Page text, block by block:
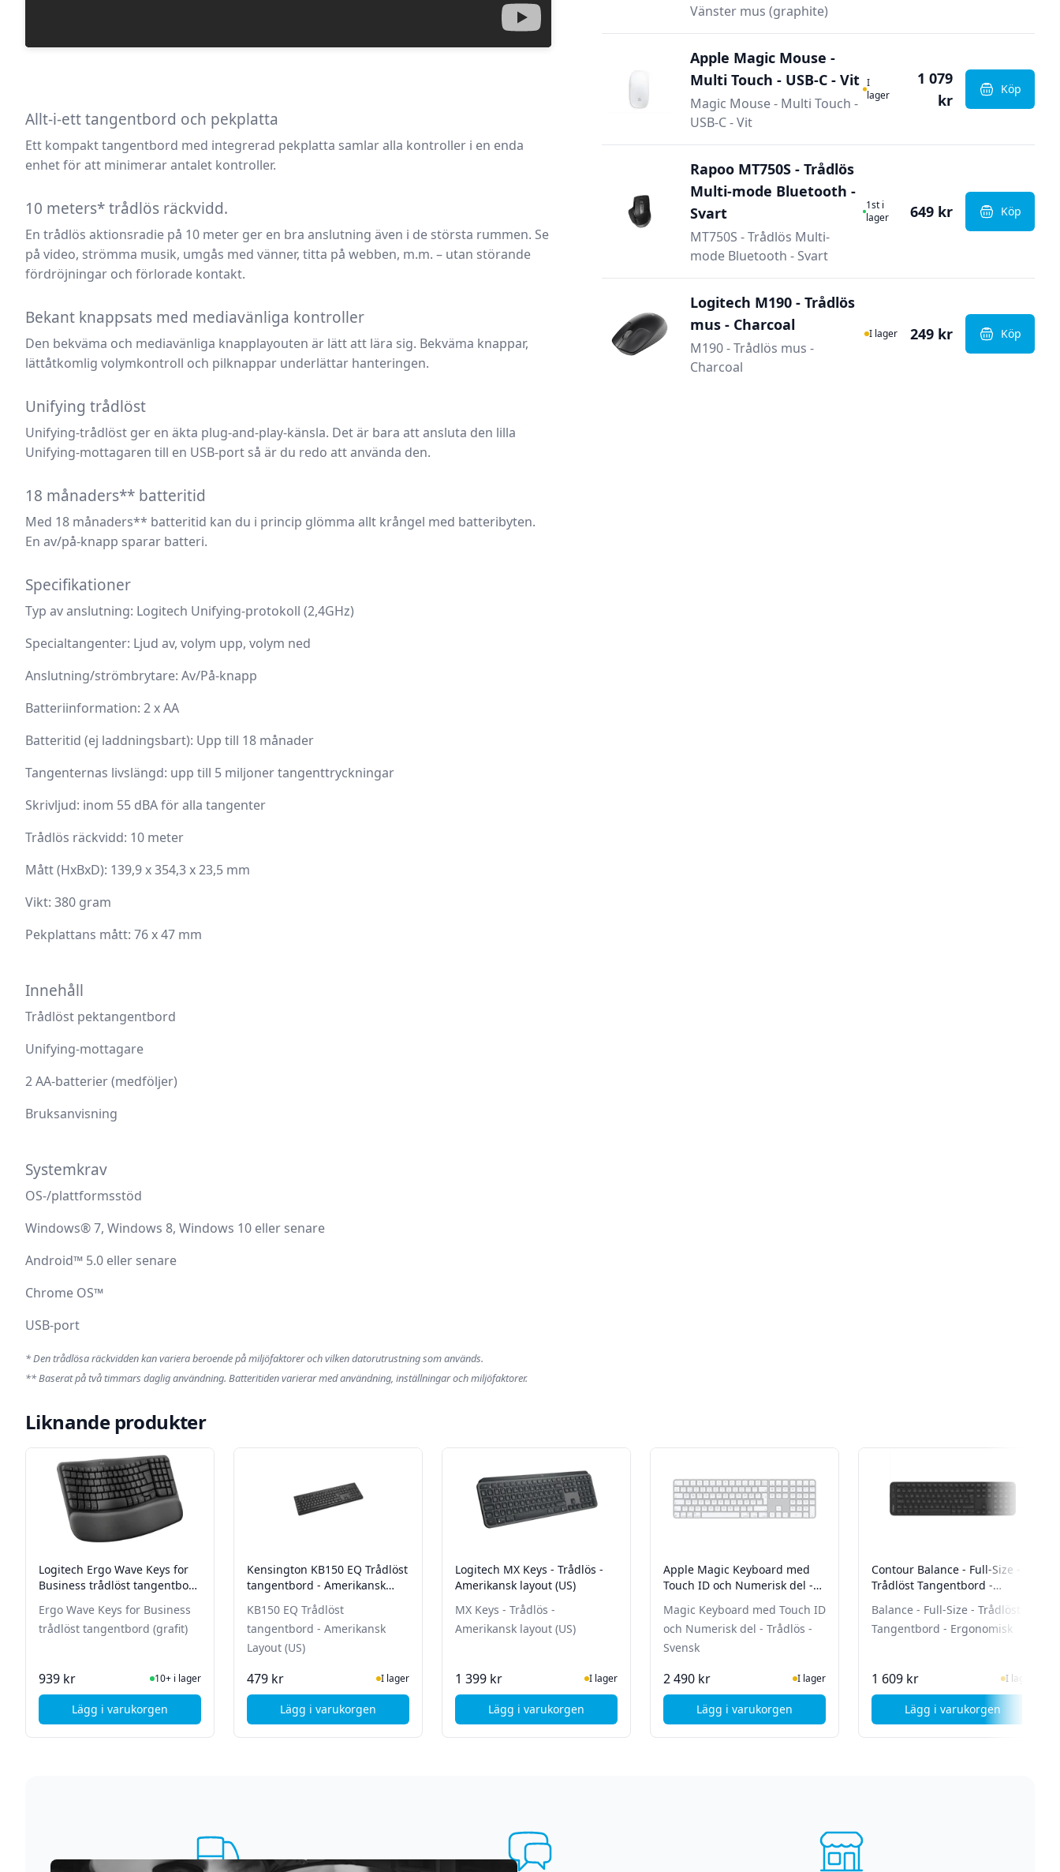
Vänster mus (graphite)
Apple Magic Mouse -
Multi Touch - USB-C - Vit
Magic Mouse - Multi Touch -
USB-C - Vit
I Lager
I
lager
1 079
kr
Köp
, Apple
Rapoo MT750S - Trådlös
Multi-mode Bluetooth -
Svart
MT750S - Trådlös Multi-
mode Bluetooth - Svart
I Lager
1st i
lager
649 kr Köp
, Rapoo
Logitech M190 - Trådlös
mus - Charcoal
M190 - Trådlös mus -
Charcoal
I Lager
I lager 249 kr Köp
, Logitech
Allt-i-ett tangentbord och pekplatta
Ett kompakt tangentbord med integrerad pekplatta samlar alla kontroller i en enda
enhet för att minimerar antalet kontroller.
10 meters* trådlös räckvidd.
En trådlös aktionsradie på 10 meter ger en bra anslutning även i de största rummen. Se
på video, strömma musik, umgås med vänner, titta på webben, m.m. – utan störande
fördröjningar och förlorade kontakt.
Bekant knappsats med mediavänliga kontroller
Den bekväma och mediavänliga knapplayouten är lätt att lära sig. Bekväma knappar,
lättåtkomlig volymkontroll och pilknappar underlättar hanteringen.
Unifying trådlöst
Unifying-trådlöst ger en äkta plug-and-play-känsla. Det är bara att ansluta den lilla
Unifying-mottagaren till en USB-port så är du redo att använda den.
18 månaders** batteritid
Med 18 månaders** batteritid kan du i princip glömma allt krångel med batteribyten.
En av/på-knapp sparar batteri.
Specifikationer
Typ av anslutning: Logitech Unifying-protokoll (2,4GHz)
Specialtangenter: Ljud av, volym upp, volym ned
Anslutning/strömbrytare: Av/På-knapp
Batteriinformation: 2 x AA
Batteritid (ej laddningsbart): Upp till 18 månader
Tangenternas livslängd: upp till 5 miljoner tangenttryckningar
Skrivljud: inom 55 dBA för alla tangenter
Trådlös räckvidd: 10 meter
Mått (HxBxD): 139,9 x 354,3 x 23,5 mm
Vikt: 380 gram
Pekplattans mått: 76 x 47 mm
Innehåll
Trådlöst pektangentbord
Unifying-mottagare
2 AA-batterier (medföljer)
Bruksanvisning
Systemkrav
OS-/plattformsstöd
Windows® 7, Windows 8, Windows 10 eller senare
Android™ 5.0 eller senare
Chrome OS™
USB-port
* Den trådlösa räckvidden kan variera beroende på miljöfaktorer och vilken datorutrustning som används.
** Baserat på två timmars daglig användning. Batteritiden varierar med användning, inställningar och miljöfaktorer.
Liknande produkter
Logitech Ergo Wave Keys for
Business trådlöst tangentbord
Ergo Wave Keys for Business
trådlöst tangentbord (grafit)
939 kr I Lager10+ i lager
Lägg i varukorgen, Logitech Ergo Wave Keys for Business trådlöst tangentbord (grafit)
Kensington KB150 EQ Trådlöst
tangentbord - Amerikansk
KB150 EQ Trådlöst
tangentbord - Amerikansk
Layout (US)
479 kr I lager
Lägg i varukorgen, Kensington KB150 EQ Trådlöst tangentbord - Amerikansk Layout (US)
Logitech MX Keys - Trådlös -
Amerikansk layout (US)
MX Keys - Trådlös -
Amerikansk layout (US)
1 399 kr I lager
Lägg i varukorgen, Logitech MX Keys - Trådlös - Amerikansk layout (US)
Apple Magic Keyboard med
Touch ID och Numerisk del -
Magic Keyboard med Touch ID
och Numerisk del - Trådlös -
Svensk
2 490 kr I lager
Lägg i varukorgen, Apple Magic Keyboard med Touch ID och Numerisk del -
Contour Balance - Full-Size -
Trådlöst Tangentbord -
Balance - Full-Size - Trådlöst
Tangentbord - Ergonomisk
1 609 kr I lager
Lägg i varukorgen, Contour Balance -